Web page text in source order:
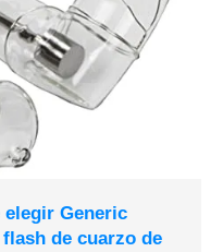
Generic
flash de cuarzo de